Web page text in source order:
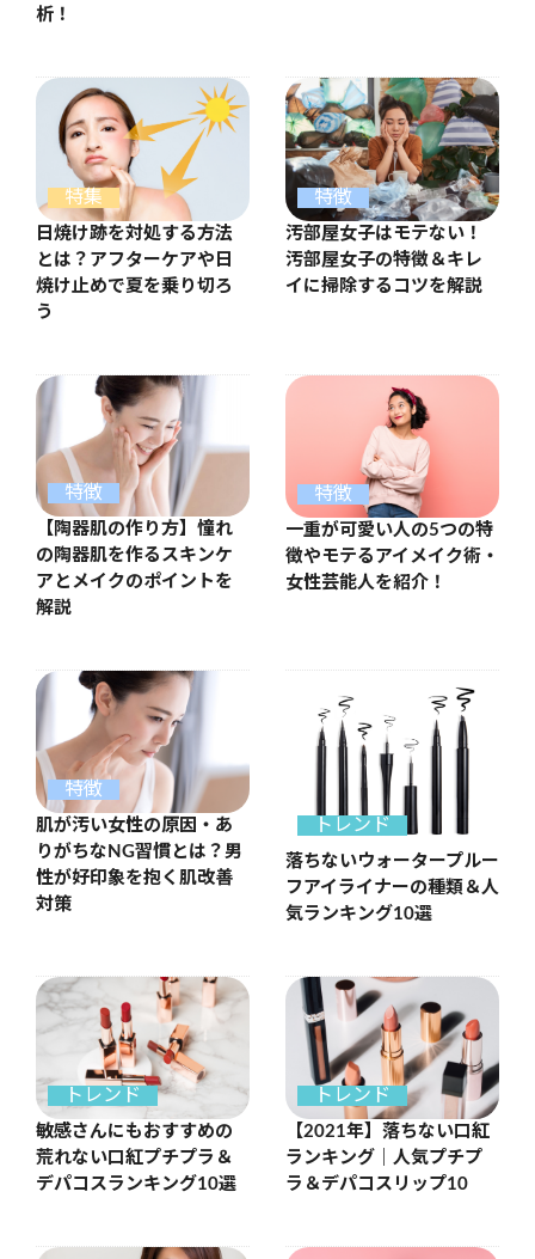
析！
特集
日焼け跡を対処する方法
とは？アフターケアや日
焼け止めで夏を乗り切ろ
う
特徴
汚部屋女子はモテない！
汚部屋女子の特徴＆キレ
イに掃除するコツを解説
特徴
【陶器肌の作り方】憧れ
の陶器肌を作るスキンケ
アとメイクのポイントを
解説
特徴
一重が可愛い人の5つの特
徴やモテるアイメイク術・
女性芸能人を紹介！
特徴
肌が汚い女性の原因・あ
りがちなNG習慣とは？男
性が好印象を抱く肌改善
対策
トレンド
落ちないウォータープルー
フアイライナーの種類＆人
気ランキング10選
トレンド
敏感さんにもおすすめの
荒れない口紅プチプラ＆
デパコスランキング10選
トレンド
【2021年】落ちない口紅
ランキング｜人気プチプ
ラ＆デパコスリップ10